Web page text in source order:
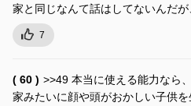
家と同じなんて話はしてないんだ
7
( 60 ) >>49 本当に使える能力なら
家みたいに顔や頭がおかしい子供